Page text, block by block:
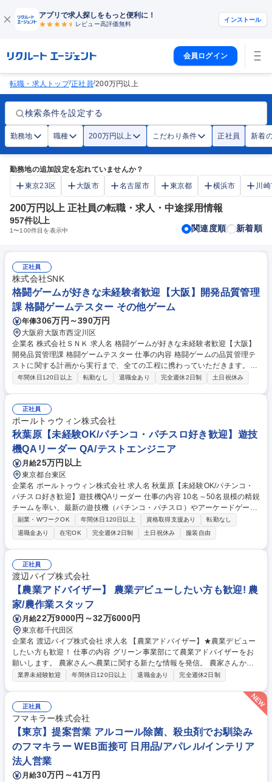
アプリで求人探しをもっと便利に！
レビュー高評価無料
インストール
会員ログイン
転職・求人トップ/正社員/200万円以上
検索条件を設定する
勤務地 職種 200万円以上 こだわり条件 正社員 新着
勤務地の追加設定を忘れていませんか？
東京23区
大阪市 名古屋市 東京都 横浜市 川
200万円以上 正社員の転職・求人・中途採用情報
957件以上
1〜100件目を表示中 関連度順 新着順
正社員
株式会社SNK
格闘ゲームが好きな未経験者歓迎【大阪】開発品質管理
課 格闘ゲームテスター その他ゲーム
年俸306万円～390万円
大阪府大阪市西淀川区
企業名 株式会社ＳＮＫ 求人名 格闘ゲームが好きな未経験者歓迎【大阪】
開発品質管理課 格闘ゲームテスター 仕事の内容 格闘ゲームの品質管理テ
ストに関する計画から実行まで、全ての工程に携わっていただきます。
【具体的には】■ゲームテストプランの立案：テスト計画の作成。各ゲー
■テスト実施：ゲームの挙動確認。特に格闘ゲームやアクションゲームの
ユーザビリティを意識したテストが求められます。■バグ報告：発見した
バグを開発チームに報告し、修正と再テストを繰り返します。 ※他の業務
内容はその他労働条件の備考欄を参照 募集職種 格闘ゲームが好きな未経
験者歓迎【大阪】開発品質管理課 格闘ゲームテスター
年間休日120日以上 転勤なし 退職金あり 完全週休2日制 土日祝休み
正社員
ポールトゥウィン株式会社
秋葉原【未経験OK/パチンコ・パチスロ好き歓迎】遊技
機QAリーダー QA/テストエンジニア
月給25万円以上
東京都台東区
企業名 ポールトゥウィン株式会社 求人名 秋葉原【未経験OK/パチンコ・
パチスロ好き歓迎】遊技機QAリーダー 仕事の内容 10名～50名規模の精鋭
チームを率い、最新の遊技機（パチンコ・パチスロ）やアーケードゲーム
が、設計通り、かつ「最高に面白い状態」で動作するかを統括する司令塔
です。 【具体的なミッション】■プロジェクトの設計・提案■攻めのプロ
ジェクト管理■分析と付加価値の提供■チームマネジメント 【教育環境】
入社後はまず、実際の筐体に触れながらテスター業務を学び、アミューズ
メントQA特有のルーティンや実務知識を習得します。基礎習得後は、先
輩リーダーの下で実戦的なマネジメントをトレーニング。十分な研修期間
を設けているため、着実にリーダーとしての地力を固められます。 募集職
種 秋葉原【未経験OK/パチンコ・パチスロ好き歓迎】遊技機QAリーダー
副業・WワークOK 年間休日120日以上 資格取得支援あり
転勤なし
退職金あり
在宅OK 完全週休2日制 土日祝休み 服装自由
正社員
渡辺パイプ株式会社
【農業アドバイザー】 農業デビューしたい方も歓迎! 農
家/農作業スタッフ
月給22万9000円～32万6000円
東京都千代田区
企業名 渡辺パイプ株式会社 求人名 【農業アドバイザー】★農業デビュー
したい方も歓迎！ 仕事の内容 グリーン事業部にて農業アドバイザーをお
願いします。 農家さんへ農業に関する新たな情報を発信。 農家さんから
のお困り事に対応。営農指導など。 《入社後の流れ》 まずはアドバイザ
～2年程度） ■植物の栽培管理や販売に関わる業務全般 ■いちごに関する栽
培業務全般（他トマト・ブルーベリーなど） ■ネット通販受注及び発送業
務 ■マルシェなどへの出張販売/キッチンカーによる販売/SNSの更新等 募
集職種 【農業アドバイザー】★農業デビューしたい方も歓迎！
業界未経験歓迎 年間休日120日以上 退職金あり 完全週休2日制
正社員
フマキラー株式会社
【東京】提案営業 アルコール除菌、殺虫剤でお馴染み
のフマキラー WEB面接可 日用品/アパレル/インテリア
法人営業
月給30万円～41万円